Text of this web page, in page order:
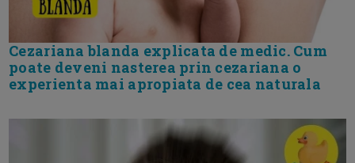
Cezariana blanda explicata de medic. Cum
poate deveni nasterea prin cezariana o
experienta mai apropiata de cea naturala